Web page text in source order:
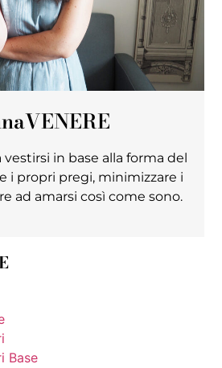
VENERE
in base alla forma del
i propri pregi, minimizzare i
ad amarsi così come sono.
Base